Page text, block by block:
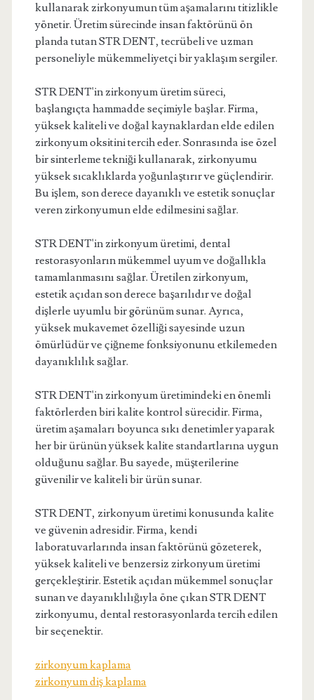
kullanarak zirkonyumun tüm aşamalarını titizlikle
yönetir. Üretim sürecinde insan faktörünü ön
planda tutan STR DENT, tecrübeli ve uzman
personeliyle mükemmeliyetçi bir yaklaşım sergiler.
STR DENT'in zirkonyum üretim süreci,
başlangıçta hammadde seçimiyle başlar. Firma,
yüksek kaliteli ve doğal kaynaklardan elde edilen
zirkonyum oksitini tercih eder. Sonrasında ise özel
bir sinterleme tekniği kullanarak, zirkonyumu
yüksek sıcaklıklarda yoğunlaştırır ve güçlendirir.
Bu işlem, son derece dayanıklı ve estetik sonuçlar
veren zirkonyumun elde edilmesini sağlar.
STR DENT'in zirkonyum üretimi, dental
restorasyonların mükemmel uyum ve doğallıkla
tamamlanmasını sağlar. Üretilen zirkonyum,
estetik açıdan son derece başarılıdır ve doğal
dişlerle uyumlu bir görünüm sunar. Ayrıca,
yüksek mukavemet özelliği sayesinde uzun
ömürlüdür ve çiğneme fonksiyonunu etkilemeden
dayanıklılık sağlar.
STR DENT'in zirkonyum üretimindeki en önemli
faktörlerden biri kalite kontrol sürecidir. Firma,
üretim aşamaları boyunca sıkı denetimler yaparak
her bir ürünün yüksek kalite standartlarına uygun
olduğunu sağlar. Bu sayede, müşterilerine
güvenilir ve kaliteli bir ürün sunar.
STR DENT, zirkonyum üretimi konusunda kalite
ve güvenin adresidir. Firma, kendi
laboratuvarlarında insan faktörünü gözeterek,
yüksek kaliteli ve benzersiz zirkonyum üretimi
gerçekleştirir. Estetik açıdan mükemmel sonuçlar
sunan ve dayanıklılığıyla öne çıkan STR DENT
zirkonyumu, dental restorasyonlarda tercih edilen
bir seçenektir.
zirkonyum kaplama
zirkonyum diş kaplama